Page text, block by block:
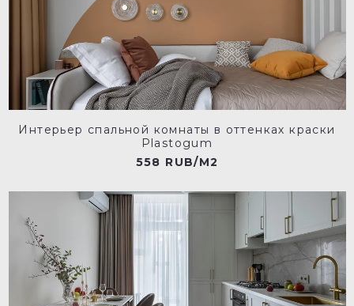
Интерьер спальной комнаты в оттенках краски
Plastogum
558 RUB/M2